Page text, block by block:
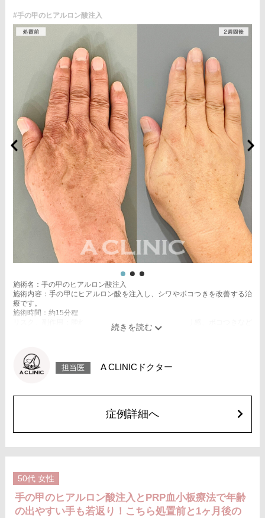
#手の甲のヒアルロン酸注入
施術名：手の甲のヒアルロン酸注入
施術内容：手の甲にヒアルロン酸を注入し、シワやボコつきを改善する治
療です。
施術時間：約15分程
リスク、副作用：腫れ、赤み、内出血、痛み、突っ張り感、ボコつきなど
が生じることがございます。また、稀にアレルギー、細菌感染症、血管閉
費用：レスチレン(片手2ccずつ)148,000円(税込)
ジュビダームビスタ ボリフトXC(片手2ccずつ)272,800円(税込)
担当医 A CLINICドクター
症例詳細へ
50代 女性
手の甲のヒアルロン酸注入とPRP血小板療法で年齢
の出やすい手も若返り！こちら処置前と1ヶ月後の